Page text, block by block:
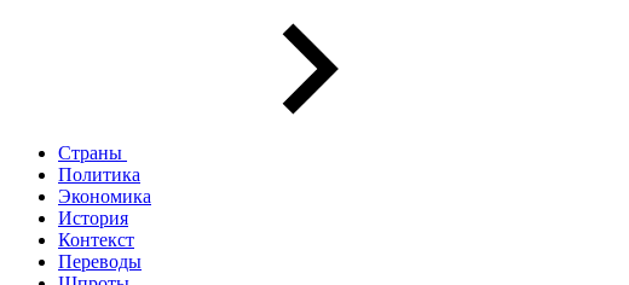
Страны
Политика
Экономика
История
Контекст
Переводы